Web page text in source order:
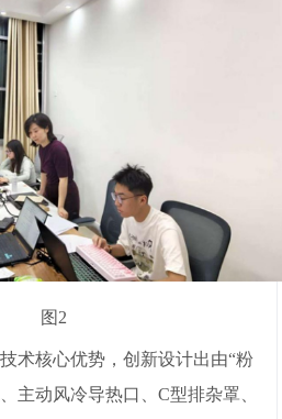
图2
术核心优势，创新设计出由“粉
主动风冷导热口、C型排杂罩、